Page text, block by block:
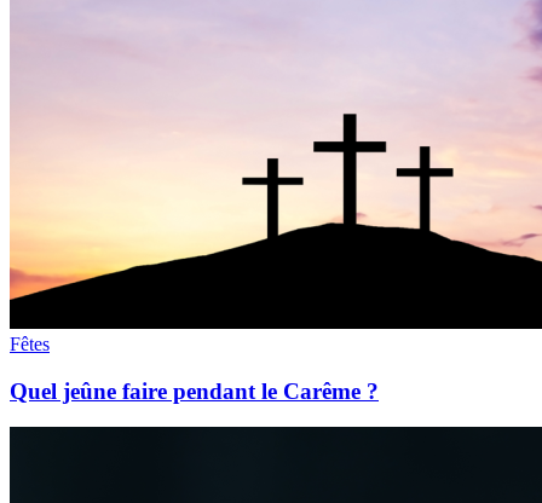
Fêtes
Quel jeûne faire pendant le Carême ?